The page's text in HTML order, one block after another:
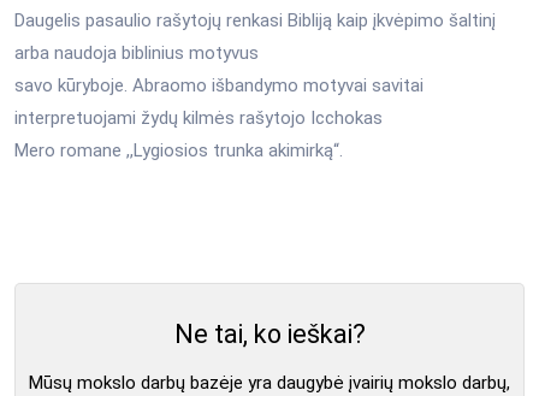
Daugelis pasaulio rašytojų renkasi Bibliją kaip įkvėpimo šaltinį
arba naudoja biblinius motyvus
savo kūryboje. Abraomo išbandymo motyvai savitai
interpretuojami žydų kilmės rašytojo Icchokas
Mero romane ,,Lygiosios trunka akimirką“.
Ne tai, ko ieškai?
Mūsų mokslo darbų bazėje yra daugybė įvairių mokslo darbų,